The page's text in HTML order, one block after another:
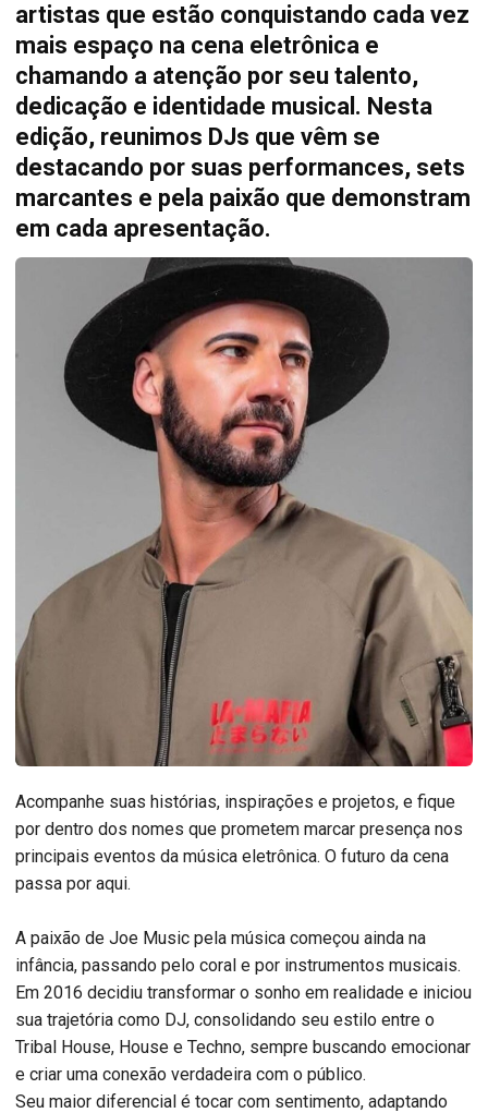
artistas que estão conquistando cada vez
mais espaço na cena eletrônica e
chamando a atenção por seu talento,
dedicação e identidade musical. Nesta
edição, reunimos DJs que vêm se
destacando por suas performances, sets
marcantes e pela paixão que demonstram
em cada apresentação.
Acompanhe suas histórias, inspirações e projetos, e fique
por dentro dos nomes que prometem marcar presença nos
principais eventos da música eletrônica. O futuro da cena
passa por aqui.
A paixão de Joe Music pela música começou ainda na
infância, passando pelo coral e por instrumentos musicais.
Em 2016 decidiu transformar o sonho em realidade e iniciou
sua trajetória como DJ, consolidando seu estilo entre o
Tribal House, House e Techno, sempre buscando emocionar
e criar uma conexão verdadeira com o público.
Seu maior diferencial é tocar com sentimento, adaptando